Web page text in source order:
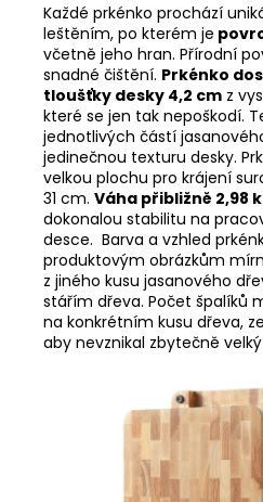
Každé prkénko prochází
leštěním, po kterém je
včetně jeho hran. Přírodní
snadné čištění. Prkénko
tloušťky desky 4,2 cm z
které se jen tak nepoškodí.
jednotlivých částí
jedinečnou texturu desky.
velkou plochu pro krájení
31 cm. Váha přibližně 2,98
dokonalou stabilitu na
desce. Barva a vzhled
produktovým obrázkům
z jiného kusu jasanového
stářím dřeva. Počet špalíků
na konkrétním kusu dřeva,
aby nevznikal zbytečně